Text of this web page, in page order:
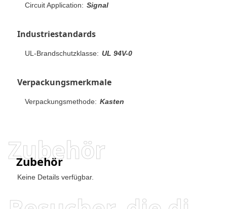
Circuit Application: Signal
Industriestandards
UL-Brandschutzklasse: UL 94V-0
Verpackungsmerkmale
Verpackungsmethode: Kasten
Zubehör
Zubehör
Keine Details verfügbar.